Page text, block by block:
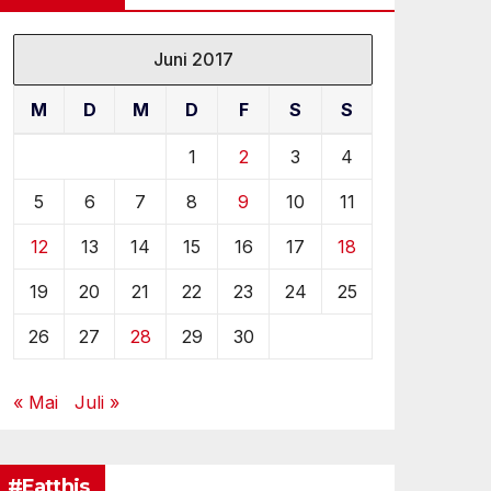
Juni 2017
M D M D F S S
1 2 3 4
5 6 7 8 9 10 11
12 13 14 15 16 17 18
19 20 21 22 23 24 25
26 27 28 29 30
« Mai Juli »